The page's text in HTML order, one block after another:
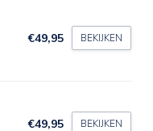
€49,95 BEKIJKEN
€49,95 BEKIJKEN